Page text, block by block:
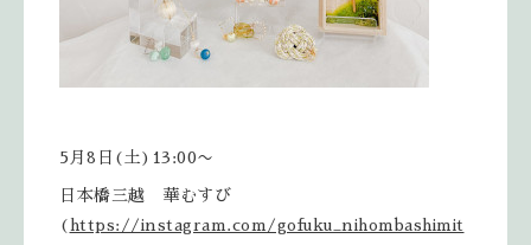
5月8日(土)13:00〜
日本橋三越 華むすび
( https://instagram.com/gofuku_nihombashimit